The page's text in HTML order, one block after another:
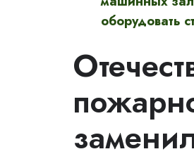
оборудовать